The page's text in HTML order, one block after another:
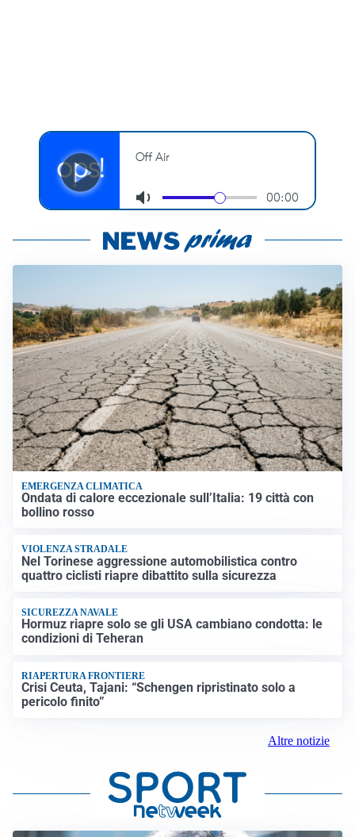
EMERGENZA CLIMATICA
Ondata di calore eccezionale sull’Italia: 19 città con
bollino rosso
VIOLENZA STRADALE
Nel Torinese aggressione automobilistica contro
quattro ciclisti riapre dibattito sulla sicurezza
SICUREZZA NAVALE
Hormuz riapre solo se gli USA cambiano condotta: le
condizioni di Teheran
RIAPERTURA FRONTIERE
Crisi Ceuta, Tajani: “Schengen ripristinato solo a
pericolo finito”
Altre notizie